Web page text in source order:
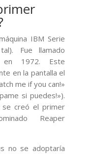
IBM Serie
Fue llamado
en 1972. Este
en la pantalla el
me if you can!»
si puedes!»).
se creó el primer
Reaper
no se adoptaría